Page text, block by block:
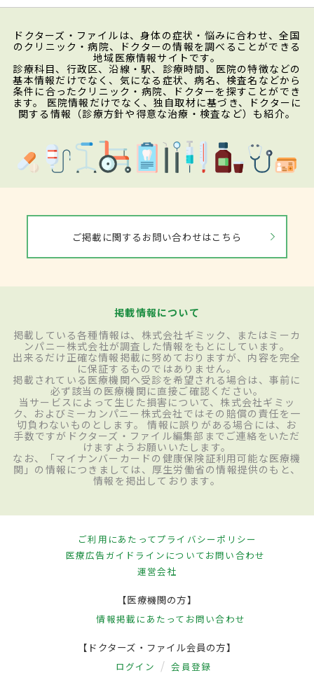
ドクターズ・ファイルは、身体の症状・悩みに合わせ、全国
のクリニック・病院、ドクターの情報を調べることができる
地域医療情報サイトです。
診療科目、行政区、沿線・駅、診療時間、医院の特徴などの
基本情報だけでなく、気になる症状、病名、検査名などから
条件に合ったクリニック・病院、ドクターを探すことができ
ます。 医院情報だけでなく、独自取材に基づき、ドクターに
関する情報（診療方針や得意な治療・検査など）も紹介。
ご掲載に関するお問い合わせはこちら
掲載情報について
掲載している各種情報は、株式会社ギミック、またはミーカ
ンパニー株式会社が調査した情報をもとにしています。
出来るだけ正確な情報掲載に努めておりますが、内容を完全
に保証するものではありません。
掲載されている医療機関へ受診を希望される場合は、事前に
必ず該当の医療機関に直接ご確認ください。
当サービスによって生じた損害について、株式会社ギミッ
ク、およびミーカンパニー株式会社ではその賠償の責任を一
切負わないものとします。 情報に誤りがある場合には、お
手数ですがドクターズ・ファイル編集部までご連絡をいただ
けますようお願いいたします。
なお、「マイナンバーカードの健康保険証利用可能な医療機
関」の情報につきましては、厚生労働省の情報提供のもと、
情報を掲出しております。
ご利用にあたってプライバシーポリシー
医療広告ガイドラインについてお問い合わせ
運営会社
【医療機関の方】
情報掲載にあたって お問い合わせ
【ドクターズ・ファイル会員の方】
ログイン 会員登録